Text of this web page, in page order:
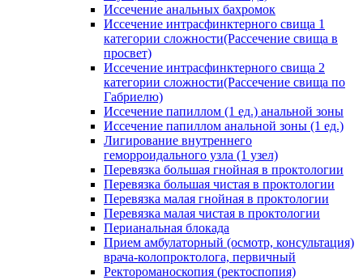
Иссечение анальных бахромок
Иссечение интрасфинктерного свища 1
категории сложности(Рассечение свища в
просвет)
Иссечение интрасфинктерного свища 2
категории сложности(Рассечение свища по
Габриелю)
Иссечение папиллом (1 ед.) анальной зоны
Иссечение папиллом анальной зоны (1 ед.)
Лигирование внутреннего
геморроидального узла (1 узел)
Перевязка большая гнойная в проктологии
Перевязка большая чистая в проктологии
Перевязка малая гнойная в проктологии
Перевязка малая чистая в проктологии
Перианальная блокада
Прием амбулаторный (осмотр, консультация)
врача-колопроктолога, первичный
Ректороманоскопия (ректоспопия)